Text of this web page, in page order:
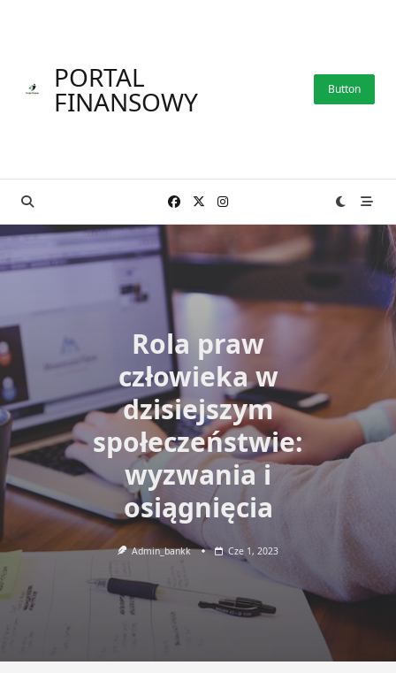
PORTAL
FINANSOWY Button
Rola praw
człowieka w
dzisiejszym
społeczeństwie:
wyzwania i
osiągnięcia
Admin_bankk Cze 1, 2023